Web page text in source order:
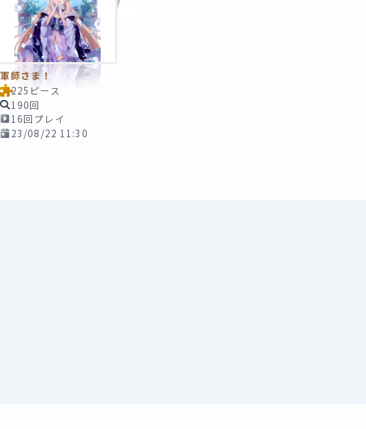
軍師さま！
225ピース
190回
16回プレイ
23/08/22 11:30